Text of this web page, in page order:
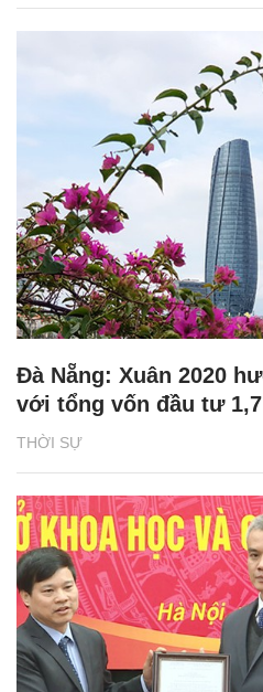
THỜI SỰ
Đà Nẵng: Xuân 2020
với tổng vốn đầu tư